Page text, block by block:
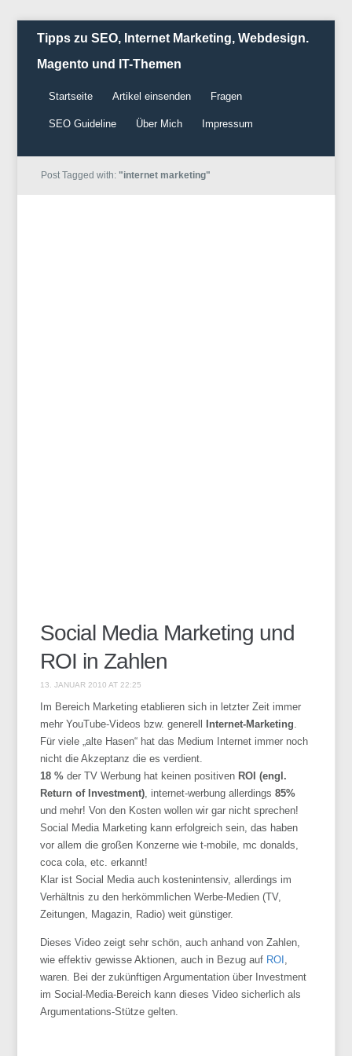
Tipps zu SEO, Internet Marketing, Webdesign.
Magento und IT-Themen
Startseite Artikel einsenden Fragen
SEO Guideline Über Mich Impressum
Post Tagged with: "internet marketing"
Social Media Marketing und
ROI in Zahlen
13. JANUAR 2010 AT 22:25
Im Bereich Marketing etablieren sich in letzter Zeit immer
mehr YouTube-Videos bzw. generell
Internet-Marketing.
Für viele „alte Hasen“ hat das Medium Internet immer noch
nicht die Akzeptanz die es verdient.
18 % der TV Werbung hat keinen positiven ROI (engl.
Return of Investment), internet-werbung allerdings85%
und mehr! Von den Kosten wollen wir gar nicht sprechen!
Social Media Marketing kann erfolgreich sein, das haben
vor allem die großen Konzerne wie t-mobile, mc donalds,
coca cola, etc. erkannt!
Klar ist Social Media auch kostenintensiv, allerdings im
Verhältnis zu den herkömmlichen Werbe-Medien (TV,
Zeitungen, Magazin, Radio) weit günstiger.
Dieses Video zeigt sehr schön, auch anhand von Zahlen,
wie effektiv gewisse Aktionen, auch in Bezug auf ROI ,
waren. Bei der zukünftigen Argumentation über Investment
im Social-Media-Bereich kann dieses Video sicherlich als
Argumentations-Stütze gelten.